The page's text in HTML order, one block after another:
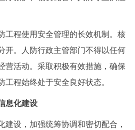
程使用安全管理的长效机制。核
开。人防行政主管部门不得以任何
营活动。采取积极有效措施，确保
工程始终处于安全良好状态。
化建设
设，加强统筹协调和密切配合，